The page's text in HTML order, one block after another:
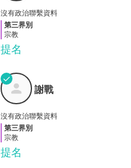
提名
沒有政治聯繫資料
第三界別
宗教
謝戰
✓
提名
謝戰
沒有政治聯繫資料
第三界別
宗教